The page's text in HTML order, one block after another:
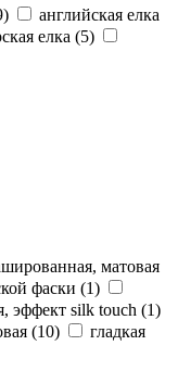
)
английская елка
елка (5)
матовая
фаски (1)
эффект silk touch (1)
(10)
гладкая